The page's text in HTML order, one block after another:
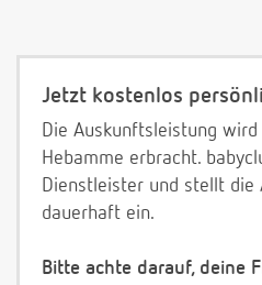
Jetzt kostenlos
Die Auskunftsleistung
Hebamme erbracht.
Dienstleister und stellt die
dauerhaft ein.
Bitte achte darauf, deine